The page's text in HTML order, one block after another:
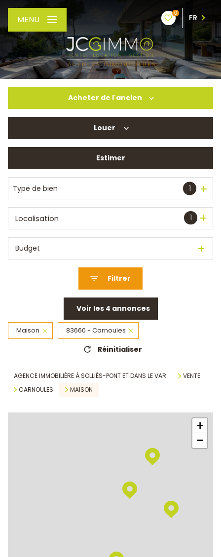
0
FR
MENU
Acheter de l'ancien
De l'immo pro
Louer
De l'immo pro
Estimer
Type de bien 1
1
Localisation
Budget
Filtrer
Voir les 4 annonces
Maison 83660 - Carnoules
Réinitialiser
AGENCE IMMOBILIÈRE À SOLLIÈS-PONT ET DANS LE VAR
VENTE
CARNOULES
MAISON
+
−